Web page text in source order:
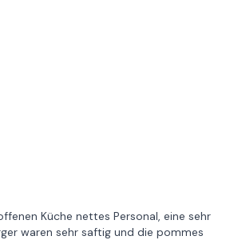
Küche nettes Personal, eine sehr
waren sehr saftig und die pommes